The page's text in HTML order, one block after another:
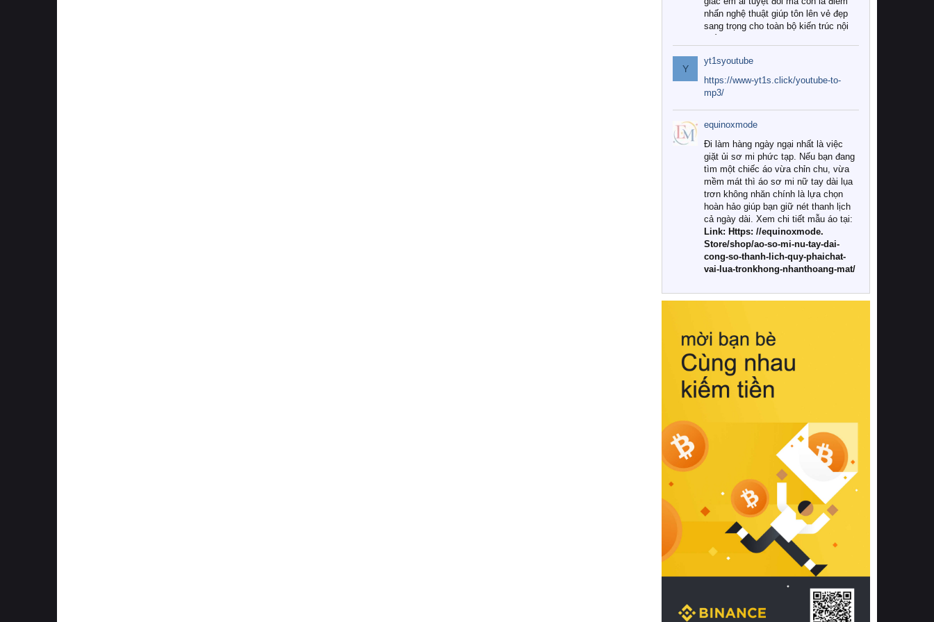
nhấn nghệ thuật giúp tôn lên vẻ đẹp
sang trọng cho toàn bộ kiến trúc nội
Tuy nhiên, giữa thị trường đa dạng
với vô vàn thương hiệu và mẫu mã
như hiện nay, làm thế nào để chọn
được những bộ chăn ga gối đệm cao
cấp thực sự chất lượng, phù hợp với
khí hậu và nhu cầu sử dụng của gia
đình? Hãy cùng chúng tôi đi tìm lời
giải đáp chi tiết qua bài viết dưới đây.
1. Tại sao các gia đình hiện đại lại ưa
chuộng chăn ga gối đệm cao cấp?
Khác với các dòng sản phẩm thông
thường, những bộ chăn ga gối đệm
cao cấp trải qua quy trình sản xuất
nghiêm ngặt từ khâu chọn lọc nguyên
liệu tự nhiên đến công nghệ dệt
nhuộm hiện đại không chứa hóa chất
này, bạn sẽ cảm nhận rõ rệt sự khác
hồi chuẩn xác của phần đệm nâng đỡ
cột sống.
Bên cạnh đó, việc lựa chọn các dòng
sản phẩm đạt chuẩn chất lượng quốc
tế còn giúp ngăn ngừa tình trạng kích
khuẩn và nấm mốc trong điều kiện
thời tiết nóng ẩm. Bạn có thể tìm hiểu
thêm các nghiên cứu khoa học về tác
động của giấc ngủ và môi trường
phòng ngủ đối với sức khỏe con
người tại Sleep Foundation (External
Link) để có cái nhìn toàn diện hơn.
2. Các tiêu chí vàng khi lựa chọn
chăn ga gối đệm cao cấp cho phòng
ngủ
Để sở hữu một bộ chăn ga gối đệm
cao cấp hoàn hảo cả về thẩm mỹ lẫn
công năng, người tiêu dùng cần cân
nhắc kỹ lưỡng các tiêu chí quan trọng
Y
yt1syoutube
https://www-yt1s.click/youtube-to-
mp3/
equinoxmode
Đi làm hàng ngày ngại nhất là việc
giặt ủi sơ mi phức tạp. Nếu bạn đang
tìm một chiếc áo vừa chỉn chu, vừa
mềm mát thì áo sơ mi nữ tay dài lụa
trơn không nhăn chính là lựa chọn
hoàn hảo giúp bạn giữ nét thanh lịch
cả ngày dài. Xem chi tiết mẫu áo tại:
Link: Https: //equinoxmode.
Store/shop/ao-so-mi-nu-tay-dai-
cong-so-thanh-lich-quy-phaichat-
vai-lua-tronkhong-nhanthoang-mat/